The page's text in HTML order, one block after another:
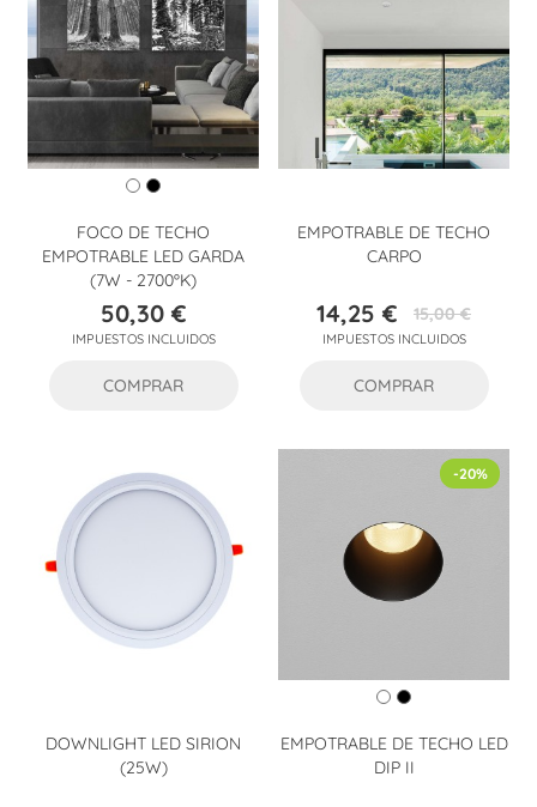
FOCO DE TECHO
EMPOTRABLE LED GARDA
(7W - 2700ºK)
Precio
50,30 €
IMPUESTOS INCLUIDOS
COMPRAR
EMPOTRABLE DE TECHO
CARPO
Precio
14,25 €Precio
base
15,00 €
IMPUESTOS INCLUIDOS
COMPRAR
DOWNLIGHT LED SIRION
(25W)
EMPOTRABLE DE TECHO LED
DIP II
-20%